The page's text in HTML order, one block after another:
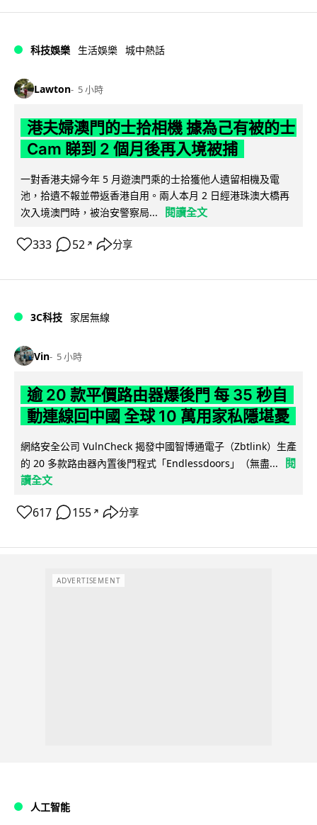
科技娛樂 生活娛樂 城中熱話
Lawton 5 小時
港夫婦澳門的士拾相機 據為己有被的士
Cam 睇到 2 個月後再入境被捕
一對香港夫婦今年 5 月遊澳門乘的士拾獲他人遺留相機及電
池，拾遺不報並帶返香港自用。兩人本月 2 日經港珠澳大橋再
次入境澳門時，被治安警察局...
閱讀全文
333 52 ↗ 分享
3C科技 家居無線
Vin 5 小時
逾 20 款平價路由器爆後門 每 35 秒自
動連線回中國 全球 10 萬用家私隱堪憂
網絡安全公司 VulnCheck 揭發中國智博通電子（Zbtlink）生產
的 20 多款路由器內置後門程式「Endlessdoors」（無盡...
閱
讀全文
617 155 ↗ 分享
ADVERTISEMENT
人工智能